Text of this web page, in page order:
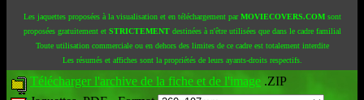
Les jaquettes proposées à la visualisation et en téléchargement parMOVIECOVERS.COMsont
proposées gratuitement et STRICTEMENTdestinées à n'être utilisées que dans le cadre familial
Toute utilisation commerciale ou en dehors des limites de ce cadre est totalement interdite
Les résumés et affiches sont la propriétés de leurs ayants-droits respectifs.
Télécharger l'archive de la fiche et de l'image .ZIP